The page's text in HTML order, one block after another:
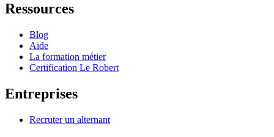
Ressources
Blog
Aide
La formation métier
Certification Le Robert
Entreprises
Recruter un alternant